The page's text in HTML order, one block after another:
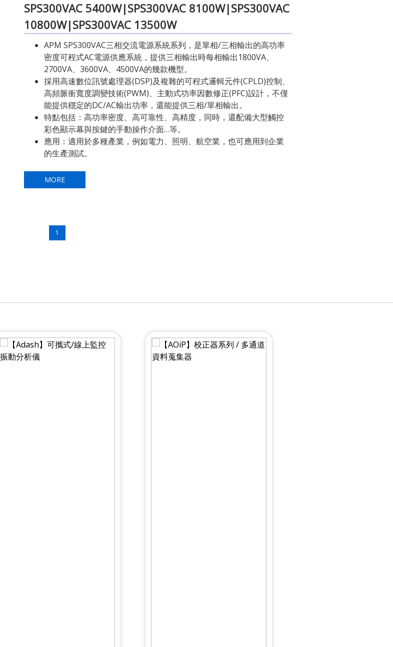
SPS300VAC 5400W|SPS300VAC 8100W|SPS300VAC
10800W|SPS300VAC 13500W
APM SPS300VAC三相交流電源系統系列，是單相/三相輸出的高功率
密度可程式AC電源供應系統，提供三相輸出時每相輸出1800VA、
2700VA、3600VA、4500VA的幾款機型。
採用高速數位訊號處理器(DSP)及複雜的可程式邏輯元件(CPLD)控制、
高頻脈衝寬度調變技術(PWM)、主動式功率因數修正(PFC)設計，不僅
能提供穩定的DC/AC輸出功率，還能提供三相/單相輸出。
特點包括：高功率密度、高可靠性、高精度，同時，還配備大型觸控
彩色顯示幕與按鍵的手動操作介面…等。
應用：適用於多種產業，例如電力、照明、航空業，也可應用到企業
的生產測試。
MORE
1